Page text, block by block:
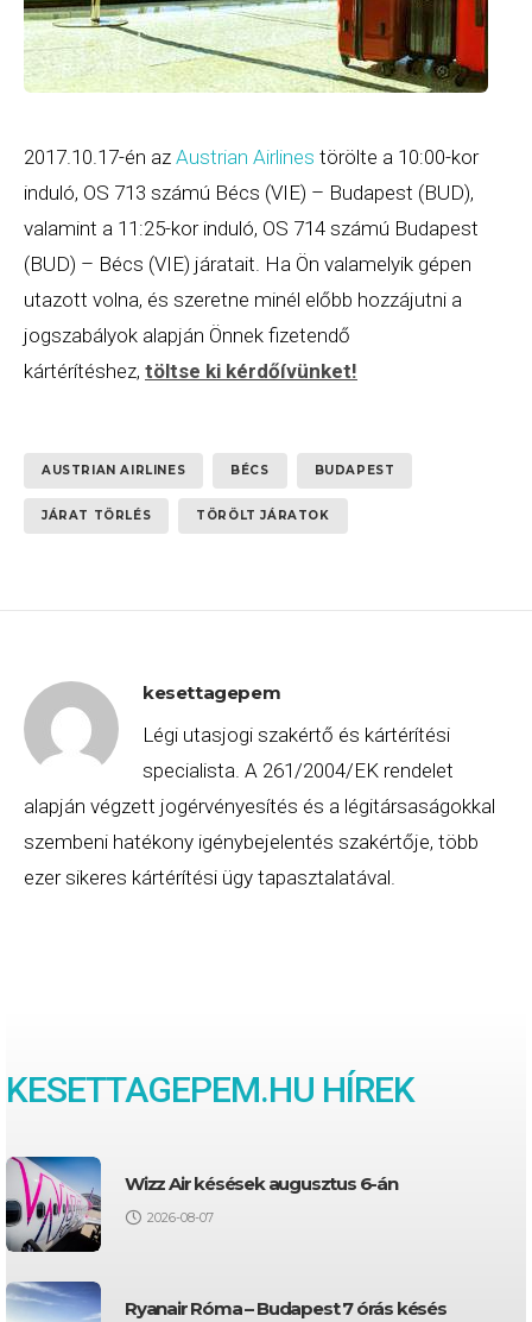
2017.10.17-én az Austrian Airlines törölte a 10:00-kor
induló, OS 713 számú Bécs (VIE) – Budapest (BUD),
valamint a 11:25-kor induló, OS 714 számú Budapest
(BUD) – Bécs (VIE) járatait. Ha Ön valamelyik gépen
utazott volna, és szeretne minél előbb hozzájutni a
jogszabályok alapján Önnek fizetendő
kártérítéshez, töltse ki kérdőívünket!
AUSTRIAN AIRLINES BÉCS BUDAPEST
JÁRAT TÖRLÉS TÖRÖLT JÁRATOK
kesettagepem
Légi utasjogi szakértő és kártérítési
specialista. A 261/2004/EK rendelet
alapján végzett jogérvényesítés és a légitársaságokkal
szembeni hatékony igénybejelentés szakértője, több
ezer sikeres kártérítési ügy tapasztalatával.
KESETTAGEPEM.HU HÍREK
Wizz Air késések augusztus 6-án
2026-08-07
Ryanair Róma – Budapest 7 órás késés